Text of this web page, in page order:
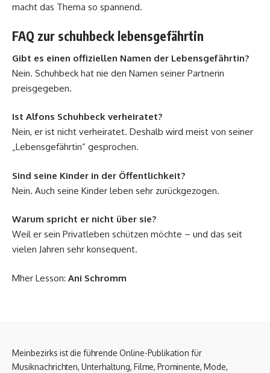
macht das Thema so spannend.
FAQ zur schuhbeck lebensgefährtin
Gibt es einen offiziellen Namen der Lebensgefährtin?
Nein. Schuhbeck hat nie den Namen seiner Partnerin
preisgegeben.
Ist Alfons Schuhbeck verheiratet?
Nein, er ist nicht verheiratet. Deshalb wird meist von seiner
„Lebensgefährtin“ gesprochen.
Sind seine Kinder in der Öffentlichkeit?
Nein. Auch seine Kinder leben sehr zurückgezogen.
Warum spricht er nicht über sie?
Weil er sein Privatleben schützen möchte – und das seit
vielen Jahren sehr konsequent.
Mher Lesson: Ani Schromm
Meinbezirks ist die führende Online-Publikation für
Musiknachrichten, Unterhaltung, Filme, Prominente, Mode,